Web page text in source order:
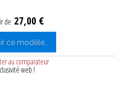
de 27,00 €
ce modèle...
au comparateur
web !